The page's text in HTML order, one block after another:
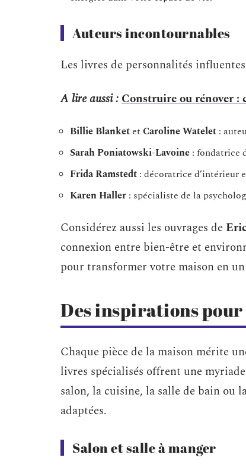
Auteurs incontournables
Les livres de personnalités
A lire aussi :Construire ou rénover :
Billie Blanketet Caroline Watelet :
Sarah Poniatowski-Lavoine : fondatrice
Frida Ramstedt : décoratrice d’intérieur
Karen Haller : spécialiste de la
Considérez aussi les ouvrages de
connexion entre bien-être et
pour transformer votre maison en
Des inspirations pour
Chaque pièce de la maison mérite
livres spécialisés offrent une
salon, la cuisine, la salle de bain ou
adaptées.
Salon et salle à manger